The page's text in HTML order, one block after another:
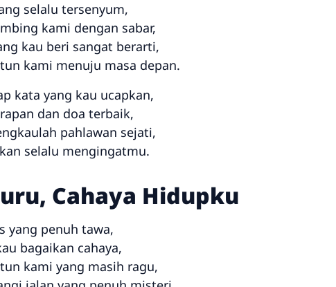
selalu tersenyum,
kami dengan sabar,
kau beri sangat berarti,
kami menuju masa depan.
kata yang kau ucapkan,
dan doa terbaik,
pahlawan sejati,
selalu mengingatmu.
Cahaya Hidupku
yang penuh tawa,
bagaikan cahaya,
kami yang masih ragu,